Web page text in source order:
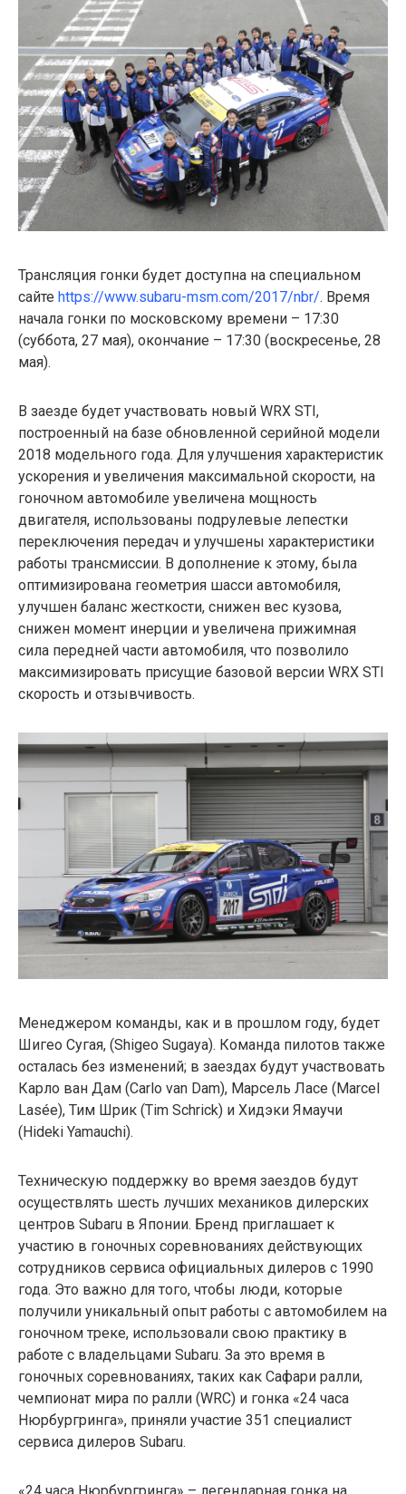
Трансляция гонки будет доступна на специальном
сайте https://www.subaru-msm.com/2017/nbr/. Время
начала гонки по московскому времени – 17:30
(суббота, 27 мая), окончание – 17:30 (воскресенье, 28
мая).
В заезде будет участвовать новый WRX STI,
построенный на базе обновленной серийной модели
2018 модельного года. Для улучшения характеристик
ускорения и увеличения максимальной скорости, на
гоночном автомобиле увеличена мощность
двигателя, использованы подрулевые лепестки
переключения передач и улучшены характеристики
работы трансмиссии. В дополнение к этому, была
оптимизирована геометрия шасси автомобиля,
улучшен баланс жесткости, снижен вес кузова,
снижен момент инерции и увеличена прижимная
сила передней части автомобиля, что позволило
максимизировать присущие базовой версии WRX STI
скорость и отзывчивость.
Менеджером команды, как и в прошлом году, будет
Шигео Сугая, (Shigeo Sugaya). Команда пилотов также
осталась без изменений; в заездах будут участвовать
Карло ван Дам (Carlo van Dam), Марсель Ласе (Marcel
Lasée), Тим Шрик (Tim Schrick) и Хидэки Ямаучи
(Hideki Yamauchi).
Техническую поддержку во время заездов будут
осуществлять шесть лучших механиков дилерских
центров Subaru в Японии. Бренд приглашает к
участию в гоночных соревнованиях действующих
сотрудников сервиса официальных дилеров с 1990
года. Это важно для того, чтобы люди, которые
получили уникальный опыт работы с автомобилем на
гоночном треке, использовали свою практику в
работе с владельцами Subaru. За это время в
гоночных соревнованиях, таких как Сафари ралли,
чемпионат мира по ралли (WRC) и гонка «24 часа
Нюрбургринга», приняли участие 351 специалист
сервиса дилеров Subaru.